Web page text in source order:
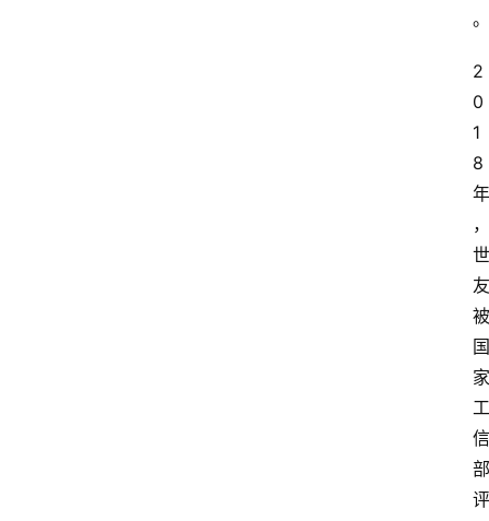
。
2
0
1
8
年
，
世
友
被
国
家
工
信
部
评